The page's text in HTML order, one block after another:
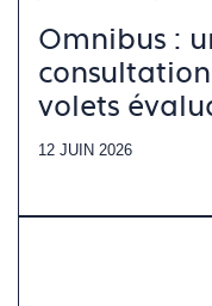
Omnibus :
consultation
volets
12 JUIN 2026